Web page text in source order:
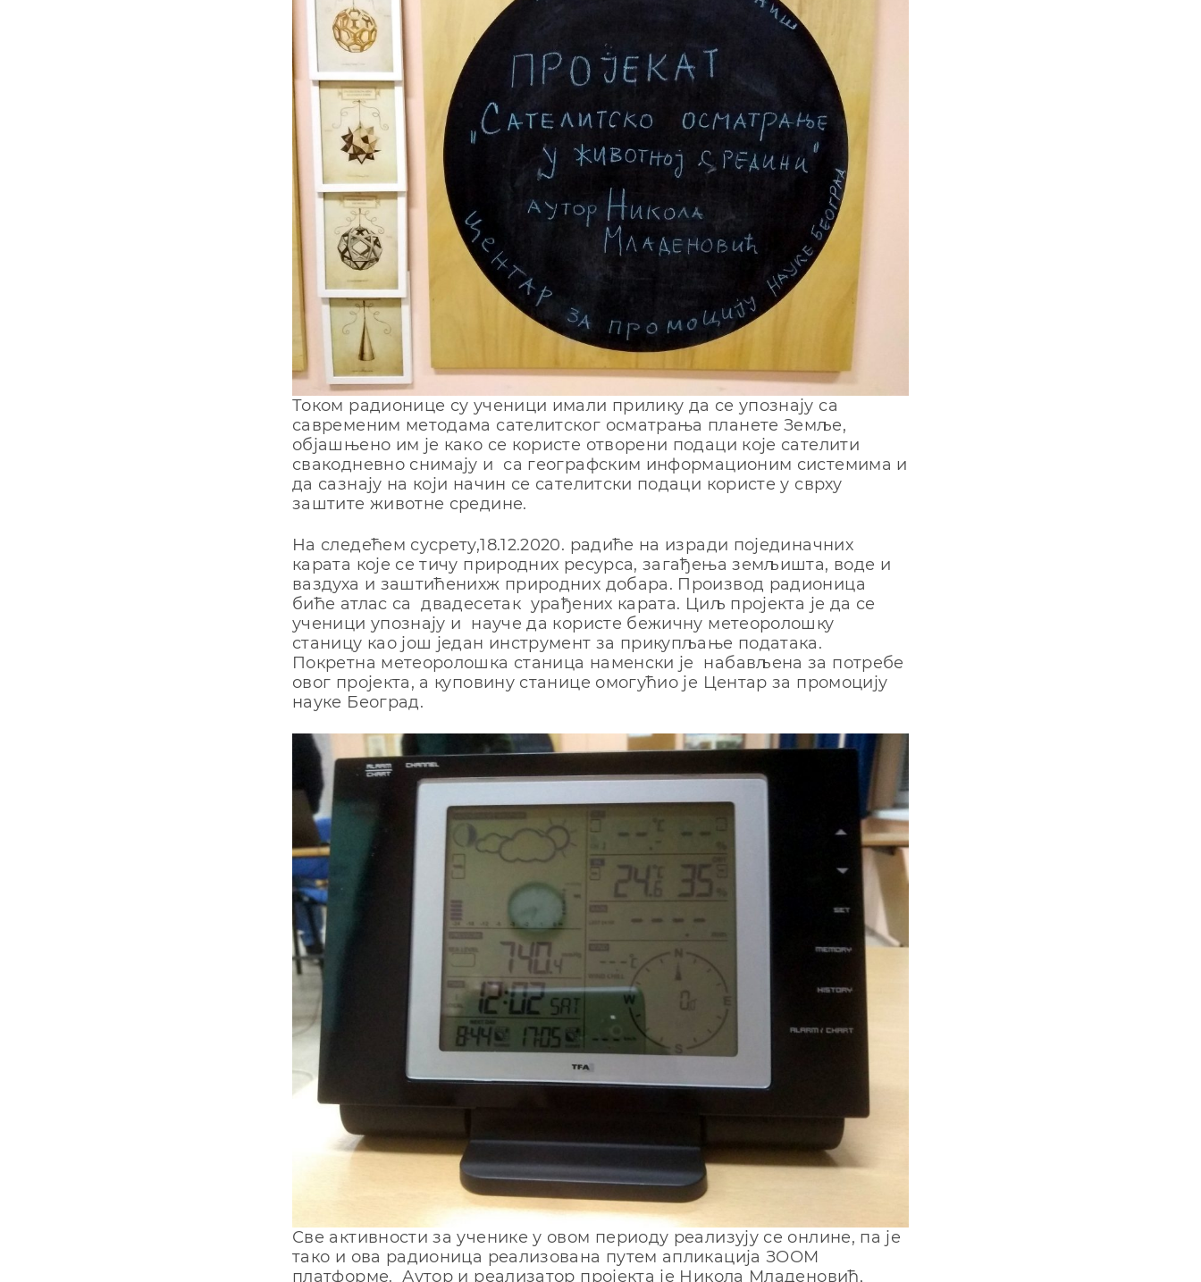
Током радионице су ученици имали прилику да се упознају са
савременим методама сателитског осматрања планете Земље,
објашњено им је како се користе отворени подаци које сателити
свакодневно снимају и са географским информационим системима и
да сазнају на који начин се сателитски подаци користе у сврху
заштите животне средине.
На следећем сусрету,18.12.2020. радиће на изради појединачних
карата које се тичу природних ресурса, загађења земљишта, воде и
ваздуха и заштићенихж природних добара. Производ радионица
биће атлас са двадесетак урађених карата. Циљ пројекта је да се
ученици упознају и науче да користе бежичну метеоролошку
станицу као још један инструмент за прикупљање података.
Покретна метеоролошка станица наменски је набављена за потребе
овог пројекта, а куповину станице омогућио је Центар за промоцију
науке Београд.
Све активности за ученике у овом периоду реализују се онлине, па је
тако и ова радионица реализована путем апликација ЗООМ
платформе. Аутор и реализатор пројекта је Никола Младеновић,